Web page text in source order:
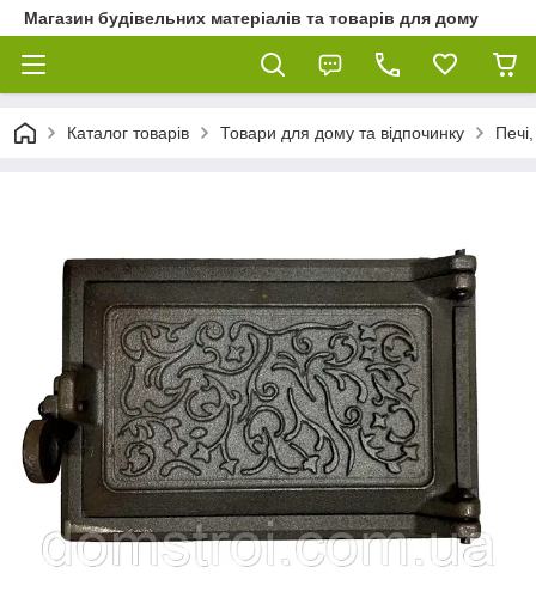
Магазин будівельних матеріалів та товарів для дому
Каталог товарів Товари для дому та відпочинку